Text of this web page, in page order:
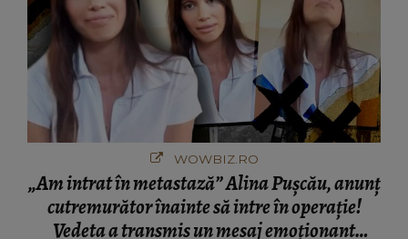
WOWBIZ.RO
„Am intrat în metastază” Alina Pușcău, anunț
cutremurător înainte să intre în operație!
Vedeta a transmis un mesaj emoționant